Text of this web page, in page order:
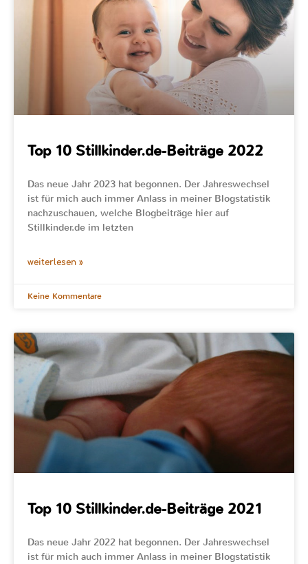
Top 10 Stillkinder.de-Beiträge 2022
Das neue Jahr 2023 hat begonnen. Der Jahreswechsel
ist für mich auch immer Anlass in meiner Blogstatistik
nachzuschauen, welche Blogbeiträge hier auf
Stillkinder.de im letzten
weiterlesen »
Keine Kommentare
Top 10 Stillkinder.de-Beiträge 2021
Das neue Jahr 2022 hat begonnen. Der Jahreswechsel
ist für mich auch immer Anlass in meiner Blogstatistik